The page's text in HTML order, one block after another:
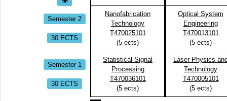
Semester 2
30 ECTS
Nanofabrication
Technology
T470025101
(5 ects)
Optical System
Engineering
T470013101
(5 ects)
Semester 1
30 ECTS
Statistical Signal
Processing
T470036101
(5 ects)
Laser Physics
Technology
T470005101
(5 ects)